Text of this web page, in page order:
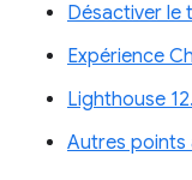
Désactiver le
Expérience
Lighthouse
Autres points